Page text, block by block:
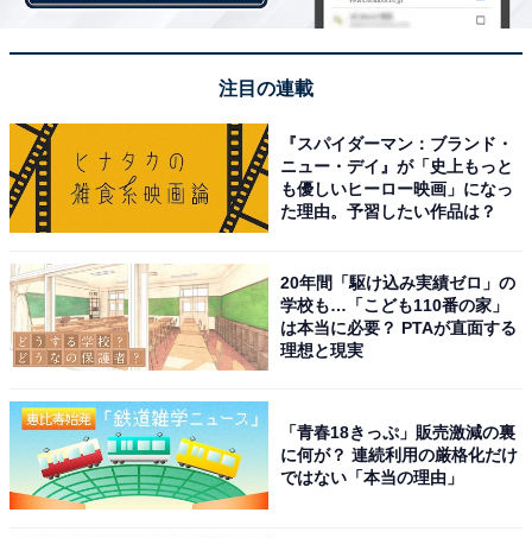
日本バーベキュー協会では、この日本式のバーベキュー
は「韓国式バーベキュー（Korean barbecue）」と呼ば
注目の連載
『スパイダーマン：ブランド・
ニュー・デイ』が「史上もっと
も優しいヒーロー映画」になっ
た理由。予習したい作品は？
20年間「駆け込み実績ゼロ」の
学校も…「こども110番の家」
は本当に必要？ PTAが直面する
理想と現実
「青春18きっぷ」販売激減の裏
に何が？ 連続利用の厳格化だけ
ではない「本当の理由」